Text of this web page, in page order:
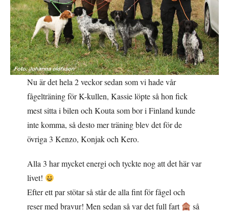
Nu är det hela 2 veckor sedan som vi hade vår
fågelträning för K-kullen, Kassie löpte så hon fick
mest sitta i bilen och Kouta som bor i Finland kunde
inte komma, så desto mer träning blev det för de
övriga 3 Kenzo, Konjak och Kero.
Alla 3 har mycket energi och tyckte nog att det här var
livet!
Efter ett par stötar så står de alla fint för fågel och
reser med bravur! Men sedan så var det full fart
så